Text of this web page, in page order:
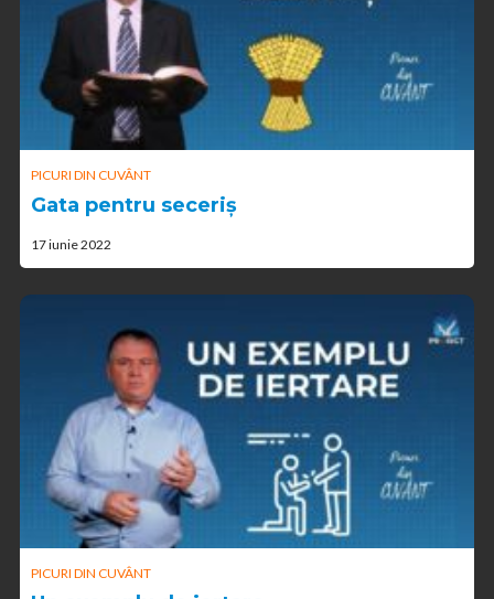
PICURI DIN CUVÂNT
Gata pentru seceriș
17 iunie 2022
PICURI DIN CUVÂNT